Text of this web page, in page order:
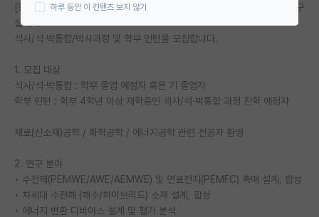
연구실(PI) 홍보 게시판
임용 정보 게시판
취업 게시판
임용 후기 게시판
PI 전용 게시판
[등록금/생활비 지원] 한양대학교 신소재공학과 에너지 촉매 소재·소자 연구
실에서
석사/석·박통합/박사과정 및 학부 인턴을 모집합니다.
1. 모집 대상
석사/석·박통합 : 학부 졸업 예정자 혹은 기 졸업자
학부 인턴 : 학부 4학년 이상 재학중인 석사/석·박통합 과정 진학 예정자
재료(신소재)공학 / 화학공학 / 에너지공학 관련 전공자 환영
2. 연구 분야
• 수전해(PEMWE/AWE/AEMWE) 및 연료전지(PEMFC) 촉매 설계, 합성
• 차세대 수전해 (해수/하이브리드) 소재 설계, 합성
• 에너지 변환 디바이스 설계 및 평가 분석
하루 동안 이 컨텐츠 보지 않기